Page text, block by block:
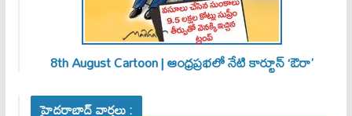
8th August Cartoon | ఆంధ్రప్రభలో నేటి కార్టూన్ ‘ఔరా’
హైదరాబాద్ వార్తలు :